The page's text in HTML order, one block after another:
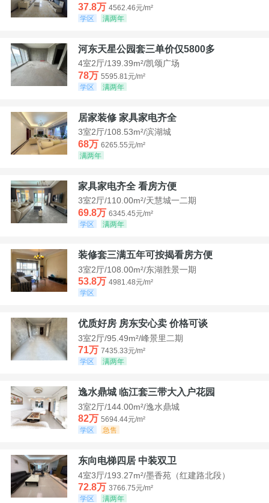
37.8万 4562.46元/m²
学区
满两年
河东天星公园套三单价仅5800多
4室2厅/139.39m²/凯颂广场
78万 5595.81元/m²
学区
满两年
居家装修 家具家电齐全
3室2厅/108.53m²/滨湖城
68万 6265.55元/m²
满两年
家具家电齐全 看房方便
3室2厅/110.00m²/天慧城一二期
69.8万 6345.45元/m²
学区
满两年
装修套三满五年可按揭看房方便
3室2厅/108.00m²/东湖胜景一期
53.8万 4981.48元/m²
学区
优质好房 房东安心卖 价格可谈
3室2厅/95.49m²/峰景里二期
71万 7435.33元/m²
学区
满两年
逸水鼎城 临江套三带大入户花园
3室2厅/144.00m²/逸水鼎城
82万 5694.44元/m²
学区
急售
东向电梯四居 中装双卫
4室3厅/193.27m²/墨香苑（红建路北段）
72.8万 3766.75元/m²
学区
满两年